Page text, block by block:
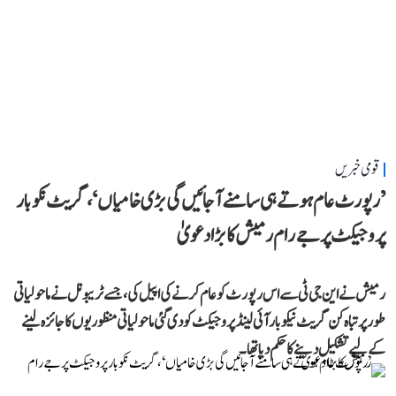
قومی خبریں
’رپورٹ عام ہوتے ہی سامنے آ جائیں گی بڑی خامیاں‘، گریٹ نکوبار
پروجیکٹ پر جے رام رمیش کا بڑا دعویٰ
رمیش نے این جی ٹی سے اس رپورٹ کو عام کرنے کی اپیل کی، جسے ٹریبونل نے ماحولیاتی
طور پر تباہ کن گریٹ نیکوبار آئی لینڈ پروجیکٹ کو دی گئی ماحولیاتی منظوریوں کا جائزہ لینے
کے لیے تشکیل دینے کا حکم دیا تھا۔